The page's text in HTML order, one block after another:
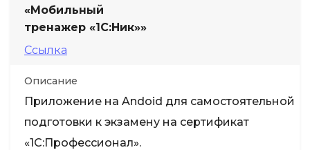
«Мобильный
тренажер «1С:Ник»»
Ссылка
Описание
Приложение на Andoid для самостоятельной
подготовки к экзамену на сертификат
«1С:Профессионал».